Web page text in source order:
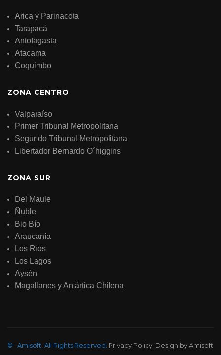
Arica y Parinacota
Tarapacá
Antofagasta
Atacama
Coquimbo
ZONA CENTRO
Valparaíso
Primer Tribunal Metropolitana
Segundo Tribunal Metropolitana
Libertador Bernardo O´higgins
ZONA SUR
Del Maule
Ñuble
Bio Bío
Araucanía
Los Ríos
Los Lagos
Aysén
Magallanes y Antártica Chilena
© Amisoft All Rights Reserved. Privacy Policy . Design byAmisoft